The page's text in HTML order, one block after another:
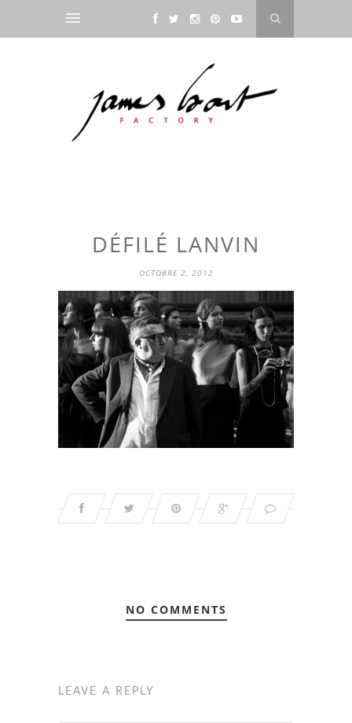
DÉFILÉ LANVIN
OCTOBRE 2, 2012
NO COMMENTS
LEAVE A REPLY